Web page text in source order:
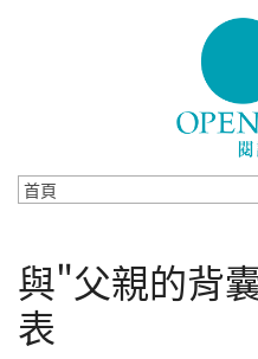
與"父親的背
表